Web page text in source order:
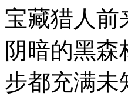
宝藏猎人前
阴暗的黑
步都充满未